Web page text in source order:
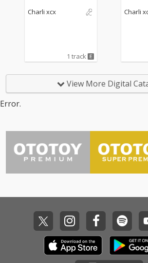
マにし、文字通り“音
ラブカルチャー／ダン
荒々しく歪んだギター
には、『ミュージッ
ク・ファッション・フ
ィルム』を象徴するジ
の３人が登場。３人の
ーxcxの存在を確かに
感じさせるヴィヴィッ
ドなモノクロームのポ
ートレートにも注目！
マにし
ラブカ
荒々し
ルバ
には、
ク・フ
ィルム
の３人
ーxcxの
感じさ
ドなモ
ートレ
Charli xcx
1 track
Charli
View More Digital
Error.